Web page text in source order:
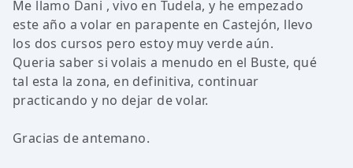
Me llamo Dani , vivo en Tudela, y he empezado
este año a volar en parapente en Castejón, llevo
los dos cursos pero estoy muy verde aún.
Queria saber si volais a menudo en el Buste, qué
tal esta la zona, en definitiva, continuar
practicando y no dejar de volar.
Gracias de antemano.